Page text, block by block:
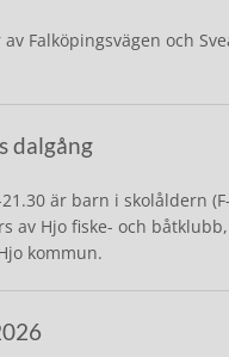
Falköpingsvägen och
dalgång
är barn i skolåldern
av Hjo fiske- och
kommun.